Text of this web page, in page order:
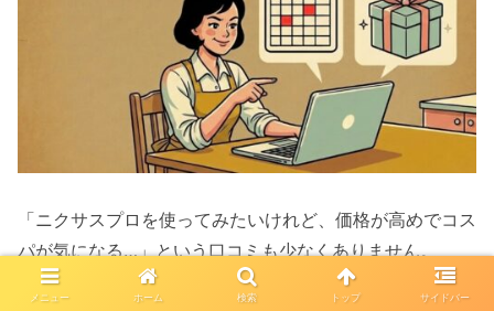
「ニクサスプロを使ってみたいけれど、価格が高めでコス
パが気になる…」という口コミも少なくありません。
メニュー ホーム 検索 トップ サイドバー